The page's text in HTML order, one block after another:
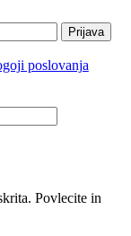
poslovanja
Povlecite in